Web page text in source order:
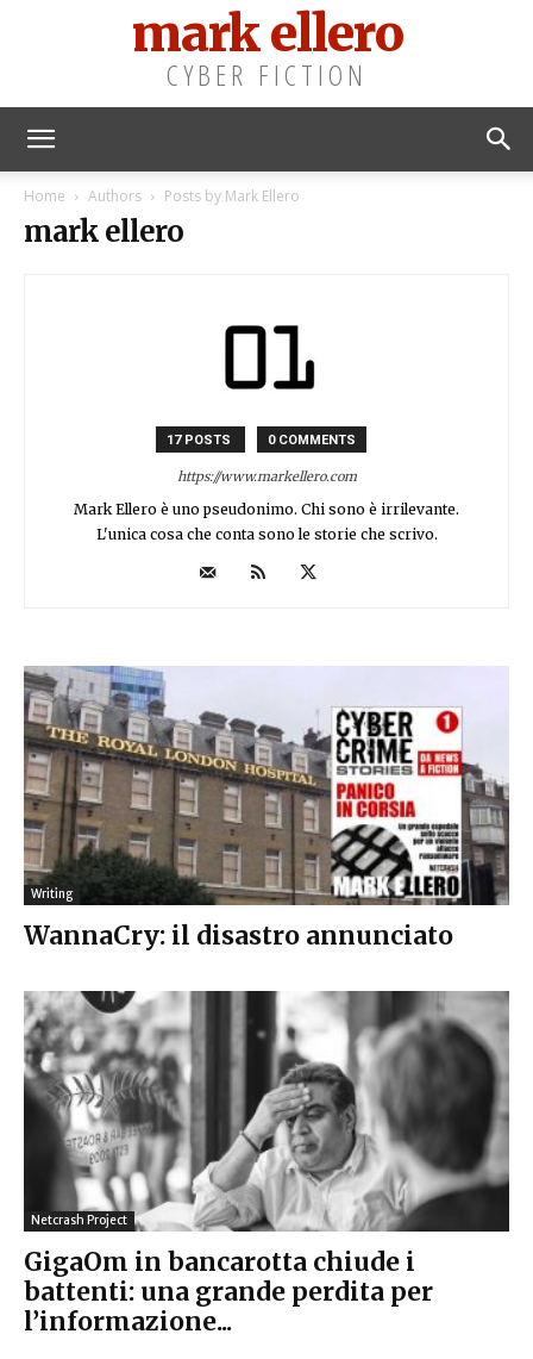
mark ellero
CYBER FICTION
Home Authors Posts by Mark Ellero
mark ellero
17 POSTS 0 COMMENTS
https://www.markellero.com
Mark Ellero è uno pseudonimo. Chi sono è irrilevante.
L'unica cosa che conta sono le storie che scrivo.
Writing
WannaCry: il disastro annunciato
Netcrash Project
GigaOm in bancarotta chiude i
battenti: una grande perdita per
l’informazione...